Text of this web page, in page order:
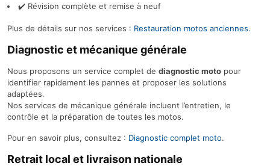
✔️ Révision complète et remise à neuf
Plus de détails sur nos services : Restauration motos anciennes.
Diagnostic et mécanique générale
Nous proposons un service complet de diagnostic moto pour
identifier rapidement les pannes et proposer les solutions
adaptées.
Nos services de mécanique générale incluent l’entretien, le
contrôle et la préparation de toutes les motos.
Pour en savoir plus, consultez : Diagnostic complet moto.
Retrait local et livraison nationale